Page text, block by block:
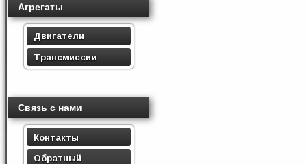
Агрегаты
Двигатели
Трансмиссии
Связь с нами
Контакты
Обратный